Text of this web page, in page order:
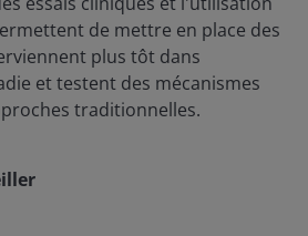
de mettre en place des
plus tôt dans
et testent des mécanismes
traditionnelles.